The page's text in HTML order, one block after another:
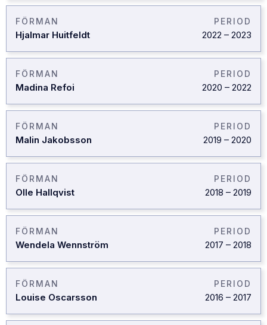
FÖRMAN
Hjalmar Huitfeldt
PERIOD
2022 – 2023
FÖRMAN
Madina Refoi
PERIOD
2020 – 2022
FÖRMAN
Malin Jakobsson
PERIOD
2019 – 2020
FÖRMAN
Olle Hallqvist
PERIOD
2018 – 2019
FÖRMAN
Wendela Wennström
PERIOD
2017 – 2018
FÖRMAN
Louise Oscarsson
PERIOD
2016 – 2017